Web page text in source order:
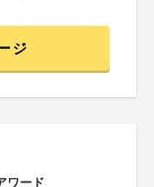
ジ
ワード